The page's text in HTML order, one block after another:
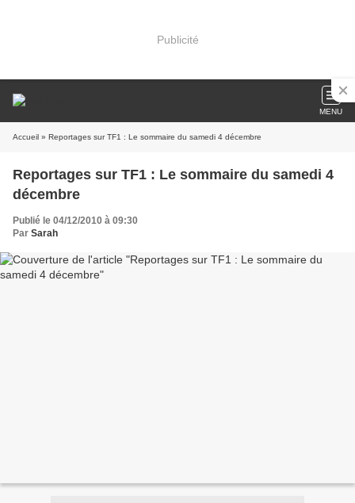
Publicité
MENU
Accueil » Reportages sur TF1 : Le sommaire du samedi 4 décembre
Reportages sur TF1 : Le sommaire du samedi 4
décembre
Publié le 04/12/2010 à 09:30
Par Sarah